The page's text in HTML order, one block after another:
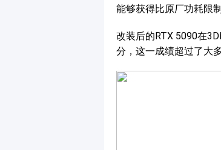
能够获得比原厂功耗限
改装后的RTX 5090在
分，这一成绩超过了大